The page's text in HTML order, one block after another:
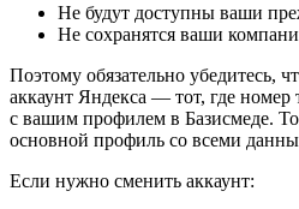
Не будут доступны ваши
Не сохранятся ваши
Поэтому обязательно убедитесь,
аккаунт Яндекса — тот, где номер
с вашим профилем в Базисмеде.
основной профиль со всеми
Если нужно сменить аккаунт: